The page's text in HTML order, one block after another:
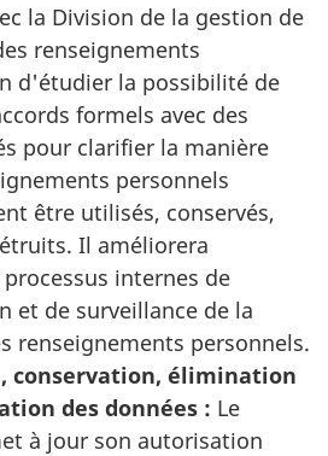
la Division de la gestion de
renseignements
d'étudier la possibilité de
formels avec des
pour clarifier la manière
personnels
être utilisés, conservés,
Il améliorera
internes de
et de surveillance de la
renseignements personnels.
conservation, élimination
des données : Le
à jour son autorisation